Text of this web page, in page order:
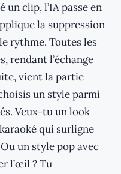
un clip, l’IA passe en
la suppression
rythme. Toutes les
rendant l’échange
vient la partie
un style parmi
Veux-tu un look
qui surligne
un style pop avec
l’œil ? Tu